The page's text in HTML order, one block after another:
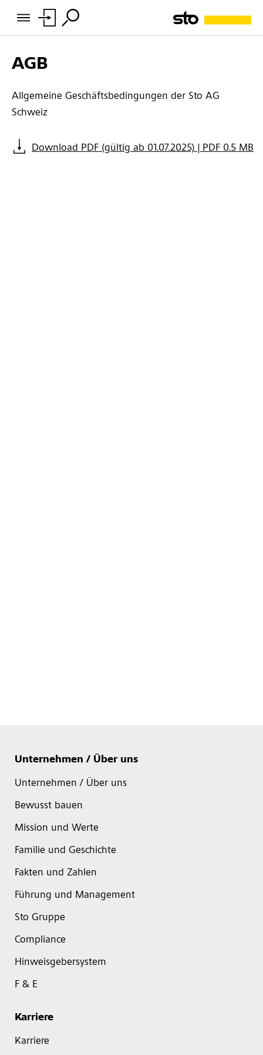
AGB
Allgemeine Geschäftsbedingungen der Sto AG
Schweiz
Download PDF (gültig ab 01.07.2025) | PDF 0.5 MB
Unternehmen / Über uns
Unternehmen / Über uns
Bewusst bauen
Mission und Werte
Familie und Geschichte
Fakten und Zahlen
Führung und Management
Sto Gruppe
Compliance
Hinweisgebersystem
F & E
Karriere
Karriere